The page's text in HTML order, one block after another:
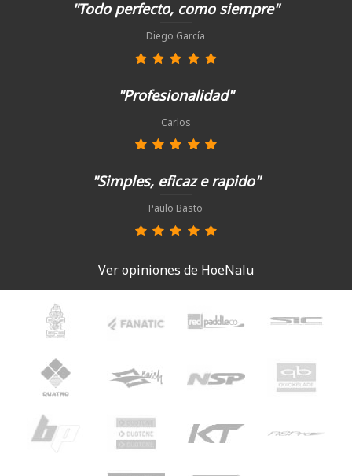
"Todo perfecto, como siempre"
Diego García
"Profesionalidad"
Carlos
"Simples, eficaz e rapido"
Paulo Basto
Ver opiniones de HoeNalu